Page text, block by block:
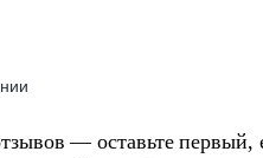
— оставьте первый,